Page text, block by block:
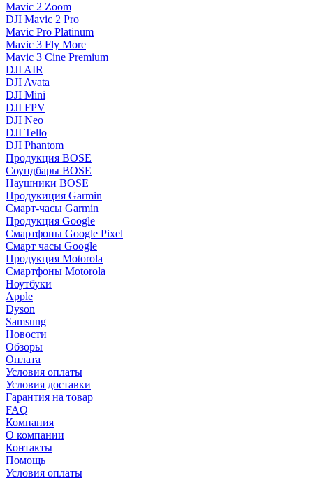
Mavic 2 Zoom
DJI Mavic 2 Pro
Mavic Pro Platinum
Mavic 3 Fly More
Mavic 3 Cine Premium
DJI AIR
DJI Avata
DJI Mini
DJI FPV
DJI Neo
DJI Tello
DJI Phantom
Продукция BOSE
Соундбары BOSE
Наушники BOSE
Продукиция Garmin
Смарт-часы Garmin
Продукция Google
Смартфоны Google Pixel
Смарт часы Google
Продукция Motorola
Смартфоны Motorola
Ноутбуки
Apple
Dyson
Samsung
Новости
Обзоры
Оплата
Условия оплаты
Условия доставки
Гарантия на товар
FAQ
Компания
О компании
Контакты
Помощь
Условия оплаты